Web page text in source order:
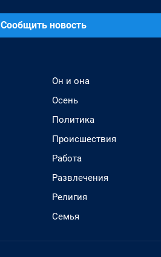
Сообщить новость
Он и она
Осень
Политика
Происшествия
Работа
Развлечения
Религия
Семья